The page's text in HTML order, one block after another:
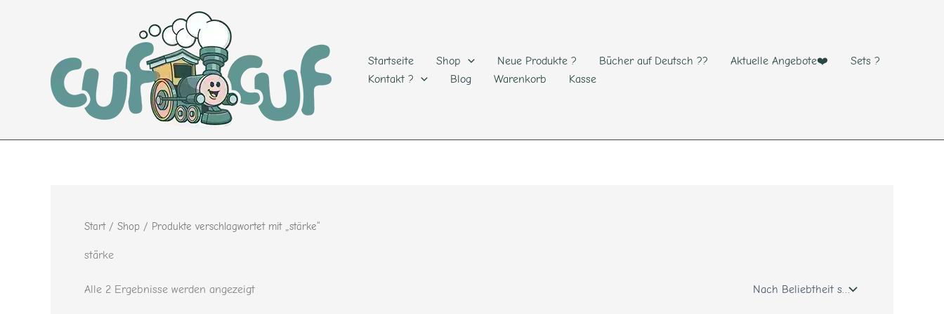
Startseite
Shop Neue Produkte ? Bücher auf Deutsch ?? Aktuelle Angebote❤️
Sets ?
Kontakt ?
Blog Warenkorb Kasse
Start/ Shop / Produkte verschlagwortet mit „stärke“
stärke
Alle 2 Ergebnisse werden angezeigt